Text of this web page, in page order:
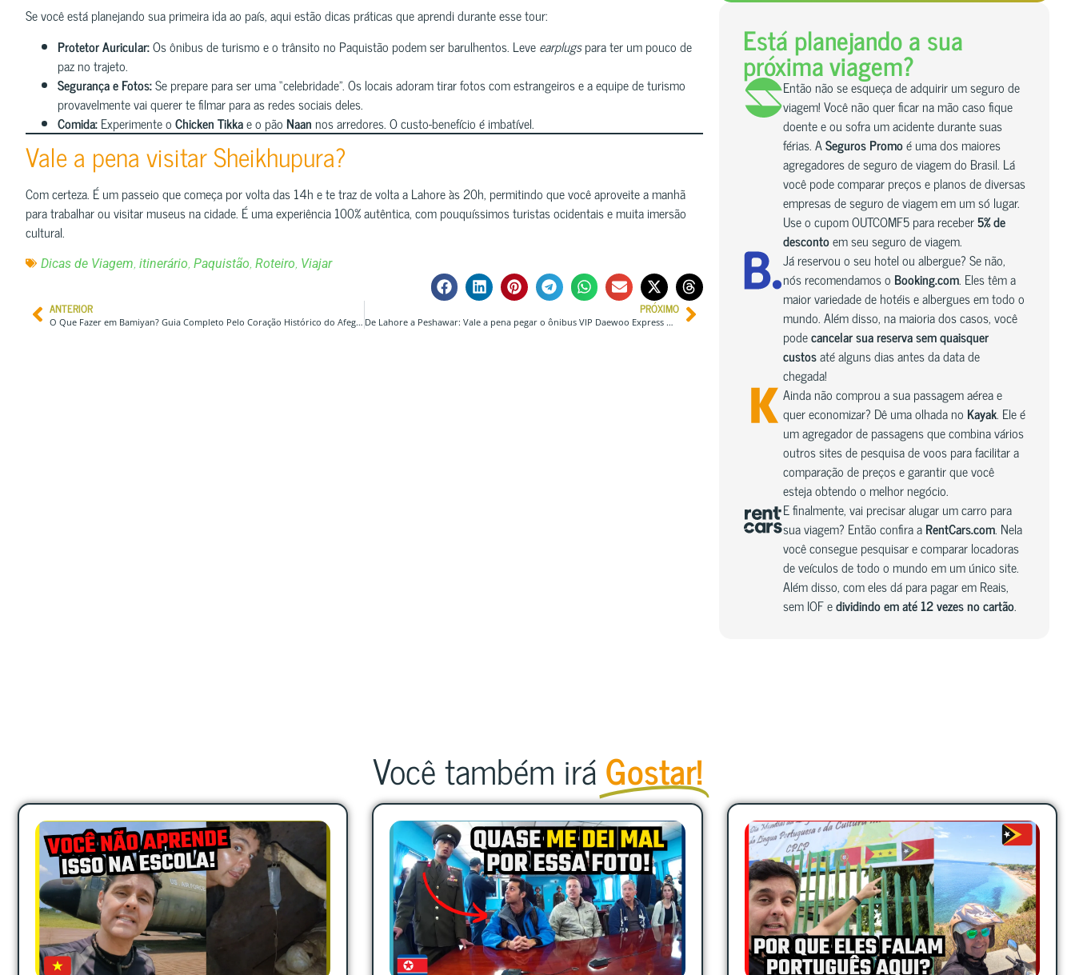
Se você está planejando sua primeira ida ao país, aqui estão dicas práticas que aprendi durante esse tour:
Protetor Auricular:Os ônibus de turismo e o trânsito no Paquistão podem ser barulhentos. Leveearplugspara ter um pouco de
paz no trajeto.
Segurança e Fotos:Se prepare para ser uma “celebridade”. Os locais adoram tirar fotos com estrangeiros e a equipe de turismo
provavelmente vai querer te filmar para as redes sociais deles.
Comida:Experimente oChicken Tikkae o pão Naan nos arredores. O custo-benefício é imbatível.
Vale a pena visitar Sheikhupura?
Com certeza. É um passeio que começa por volta das 14h e te traz de volta a Lahore às 20h, permitindo que você aproveite a manhã
para trabalhar ou visitar museus na cidade. É uma experiência 100% autêntica, com pouquíssimos turistas ocidentais e muita imersão
cultural.
Dicas de Viagem, itinerário, Paquistão, Roteiro, Viajar
ANTERIOR
O Que Fazer em Bamiyan? Guia Completo Pelo Coração Histórico do Afeganistão
PRÓXIMO
De Lahore a Peshawar: Vale a pena pegar o ônibus VIP Daewoo Express no Paquistão?
Está planejando a sua
próxima viagem?
Então não se esqueça de adquirir um seguro de
viagem! Você não quer ficar na mão caso fique
doente e ou sofra um acidente durante suas
férias. ASeguros Promoé uma dos maiores
agregadores de seguro de viagem do Brasil. Lá
você pode comparar preços e planos de diversas
empresas de seguro de viagem em um só lugar.
Use o cupom OUTCOMF5 para receber5% de
descontoem seu seguro de viagem.
Já reservou o seu hotel ou albergue? Se não,
nós recomendamos o Booking.com. Eles têm a
maior variedade de hotéis e albergues em todo o
mundo. Além disso, na maioria dos casos, você
podecancelar sua reserva sem quaisquer
custosaté alguns dias antes da data de
chegada!
Ainda não comprou a sua passagem aérea e
quer economizar? Dê uma olhada no Kayak. Ele é
um agregador de passagens que combina vários
outros sites de pesquisa de voos para facilitar a
comparação de preços e garantir que você
esteja obtendo o melhor negócio.
E finalmente, vai precisar alugar um carro para
sua viagem? Então confira aRentCars.com. Nela
você consegue pesquisar e comparar locadoras
de veículos de todo o mundo em um único site.
Além disso, com eles dá para pagar em Reais,
sem IOF edividindo em até 12 vezes no cartão.
Você também iráGostar!